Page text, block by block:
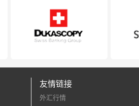
友情链接
外汇行情